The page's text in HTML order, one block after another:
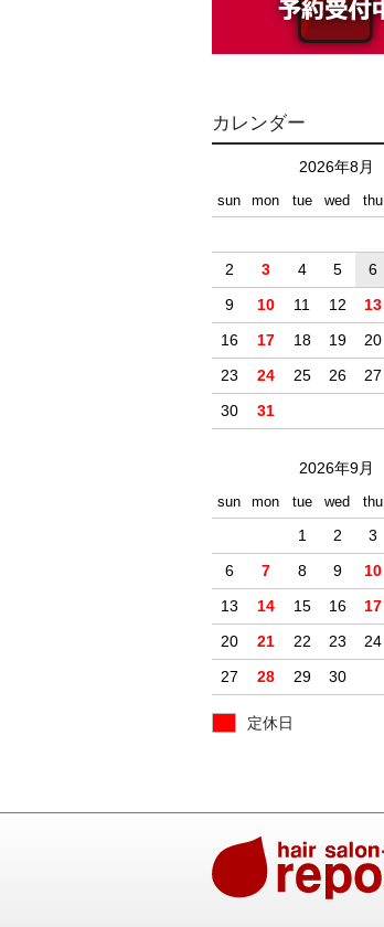
カレンダー
2026年8月
sun mon tue wed thu
2
3 4 5 6
9
10 11 12 13
16
17 18 19 20
23
24 25 26 27
30
31
2026年9月
sun mon tue wed thu
1 2 3
6
7 8 9 10
13
14 15 16 17
20
21 22 23 24
27
28 29 30
定休日